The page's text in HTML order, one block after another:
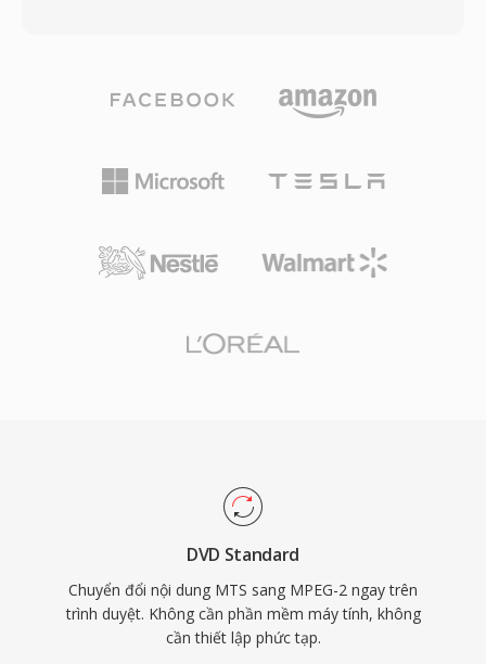
camera, phù hợp làm tài liệu nguồn cho quy
trình dựng phim. Việc sử dụng nén H.264 mang
và kích thước tệp, cho phép thời gian ghi kéo
MTS được nhận dạng bởi tất cả ứng dụng
chỉnh sửa video lớn và có thể nhập trực tiếp
quy trình được hưởng lợi từ việc chuyển mã
phép các triển khai nhắm đến các tầng khả
cơ bản đến High Profile hỗ trợ chroma 4:2:2
cho phát sóng chuyên nghiệp. MPEG-2 trở
số trên toàn thế giới, được áp dụng bởi các tiêu
lượng điện ảnh đến thị trường tiêu dùng. Lớp
dụng hướng lưu trữ như DVD. MPEG-2 hỗ trợ
độ phân giải lên đến 1920x1152 ở Main Profile
at High Level, với tốc độ bit đạt 80 Mbps trong
cấu hình chuyên nghiệp. Mặc dù các codec mới
hơn như H.264 và HEVC mang lại hiệu suất nén
vượt trội đáng kể, MPEG-2 vẫn bám rễ trong hạ
DVD Standard
Chuyển đổi nội dung MTS sang MPEG-2 ngay trên
trình duyệt. Không cần phần mềm máy tính, không
cần thiết lập phức tạp.